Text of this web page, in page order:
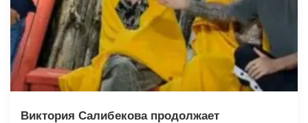
Виктория Салибекова продолжает